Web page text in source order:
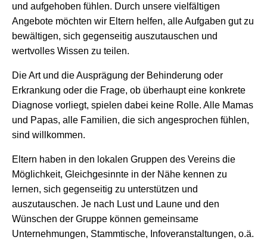
und aufgehoben fühlen. Durch unsere vielfältigen
Angebote möchten wir Eltern helfen, alle Aufgaben gut zu
bewältigen, sich gegenseitig auszutauschen und
wertvolles Wissen zu teilen.
Die Art und die Ausprägung der Behinderung oder
Erkrankung oder die Frage, ob überhaupt eine konkrete
Diagnose vorliegt, spielen dabei keine Rolle. Alle Mamas
und Papas, alle Familien, die sich angesprochen fühlen,
sind willkommen.
Eltern haben in den lokalen Gruppen des Vereins die
Möglichkeit, Gleichgesinnte in der Nähe kennen zu
lernen, sich gegenseitig zu unterstützen und
auszutauschen. Je nach Lust und Laune und den
Wünschen der Gruppe können gemeinsame
Unternehmungen, Stammtische, Infoveranstaltungen, o.ä.